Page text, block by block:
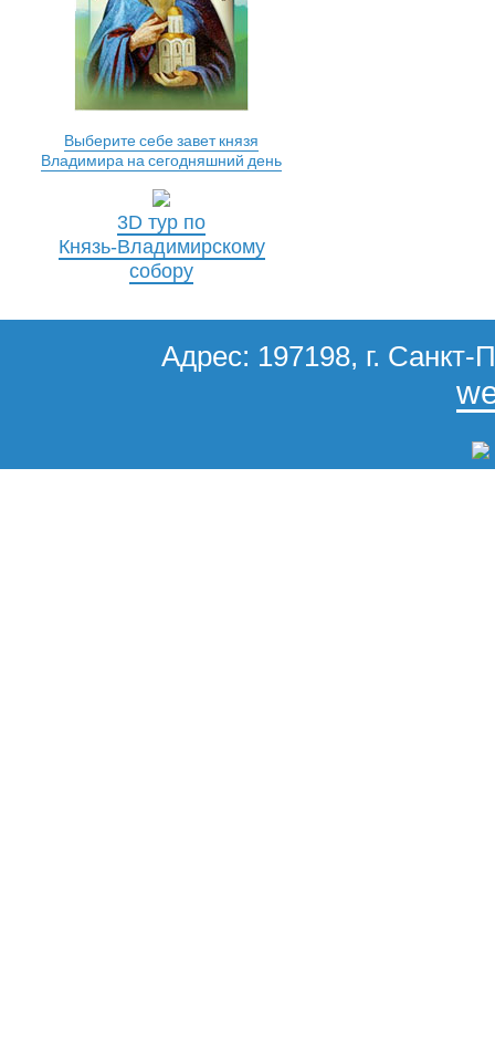
Выберите себе завет князя
Владимира на сегодняшний день
3D тур по
Князь-Владимирскому
собору
Адрес: 197198, г. Санкт-